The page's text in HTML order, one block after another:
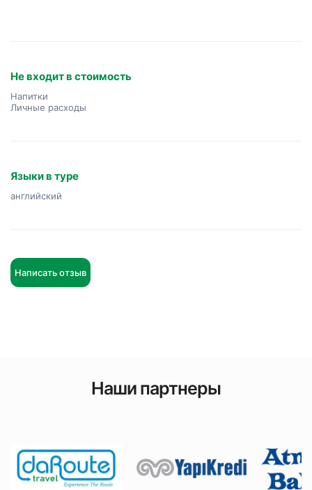
Не входит в стоимость
Напитки
Личные расходы
Языки в туре
английский
Написать отзыв
Наши партнеры